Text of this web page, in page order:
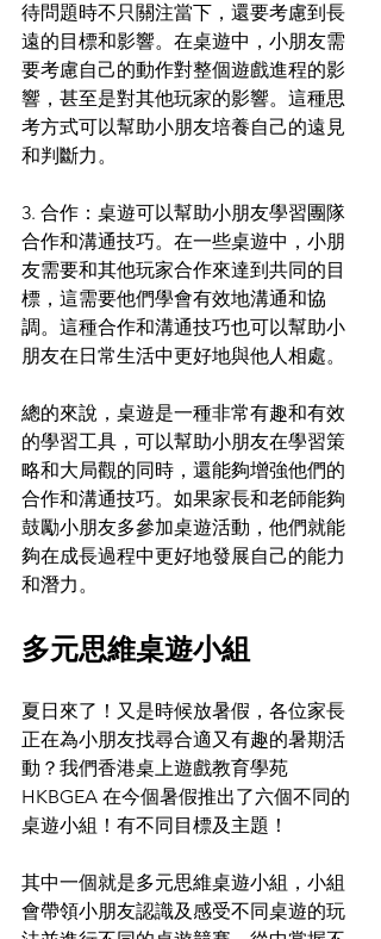
待問題時不只關注當下，還要考慮到長
遠的目標和影響。在桌遊中，小朋友需
要考慮自己的動作對整個遊戲進程的影
響，甚至是對其他玩家的影響。這種思
考方式可以幫助小朋友培養自己的遠見
和判斷力。
3. 合作：桌遊可以幫助小朋友學習團隊
合作和溝通技巧。在一些桌遊中，小朋
友需要和其他玩家合作來達到共同的目
標，這需要他們學會有效地溝通和協
調。這種合作和溝通技巧也可以幫助小
朋友在日常生活中更好地與他人相處。
總的來說，桌遊是一種非常有趣和有效
的學習工具，可以幫助小朋友在學習策
略和大局觀的同時，還能夠增強他們的
合作和溝通技巧。如果家長和老師能夠
鼓勵小朋友多參加桌遊活動，他們就能
夠在成長過程中更好地發展自己的能力
和潛力。
多元思維桌遊小組
夏日來了！又是時候放暑假，各位家長
正在為小朋友找尋合適又有趣的暑期活
動？我們香港桌上遊戲教育學苑
HKBGEA 在今個暑假推出了六個不同的
桌遊小組！有不同目標及主題！
其中一個就是多元思維桌遊小組，小組
會帶領小朋友認識及感受不同桌遊的玩